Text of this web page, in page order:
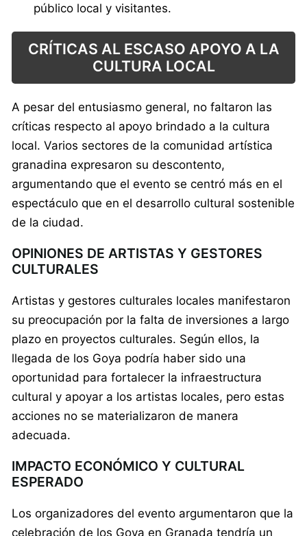
público local y visitantes.
CRÍTICAS AL ESCASO APOYO A LA
CULTURA LOCAL
A pesar del entusiasmo general, no faltaron las
críticas respecto al apoyo brindado a la cultura
local. Varios sectores de la comunidad artística
granadina expresaron su descontento,
argumentando que el evento se centró más en el
espectáculo que en el desarrollo cultural sostenible
de la ciudad.
OPINIONES DE ARTISTAS Y GESTORES
CULTURALES
Artistas y gestores culturales locales manifestaron
su preocupación por la falta de inversiones a largo
plazo en proyectos culturales. Según ellos, la
llegada de los Goya podría haber sido una
oportunidad para fortalecer la infraestructura
cultural y apoyar a los artistas locales, pero estas
acciones no se materializaron de manera
adecuada.
IMPACTO ECONÓMICO Y CULTURAL
ESPERADO
Los organizadores del evento argumentaron que la
celebración de los Goya en Granada tendría un